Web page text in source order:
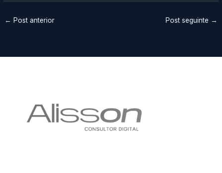
← Post anterior Post seguinte →